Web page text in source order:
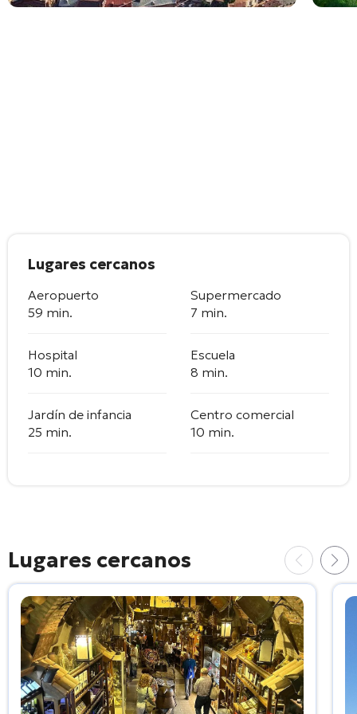
Lugares cercanos
Aeropuerto
59 min.
Supermercado
7 min.
Hospital
10 min.
Escuela
8 min.
Jardín de infancia
25 min.
Centro comercial
10 min.
Lugares cercanos